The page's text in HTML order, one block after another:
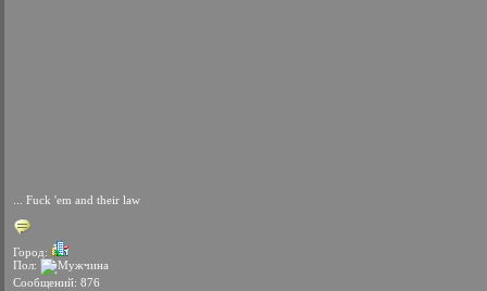
... Fuck 'em and their law
Город:
Пол:
Сообщений: 876